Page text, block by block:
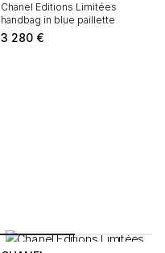
Chanel Editions Limitées
handbag in blue paillette
3 280 €